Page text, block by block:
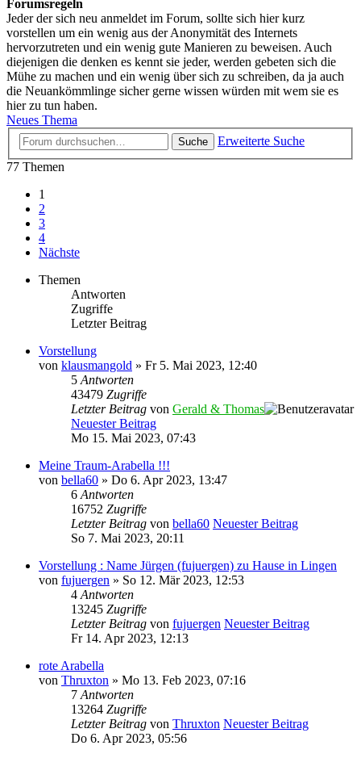
Forumsregeln
Jeder der sich neu anmeldet im Forum, sollte sich hier kurz
vorstellen um ein wenig aus der Anonymität des Internets
hervorzutreten und ein wenig gute Manieren zu beweisen. Auch
diejenigen die denken es kennt sie jeder, werden gebeten sich die
Mühe zu machen und ein wenig über sich zu schreiben, da ja auch
die Neuankömmlinge sicher gerne wissen würden mit wem sie es
hier zu tun haben.
Neues Thema
Suche
Erweiterte Suche
77 Themen
1
2
3
4
Nächste
Themen
Antworten
Zugriffe
Letzter Beitrag
Vorstellung
von klausmangold » Fr 5. Mai 2023, 12:40
5 Antworten
43479 Zugriffe
Letzter Beitrag von Gerald & Thomas
Neuester Beitrag
Mo 15. Mai 2023, 07:43
Meine Traum-Arabella !!!
von bella60 » Do 6. Apr 2023, 13:47
6 Antworten
16752 Zugriffe
Letzter Beitrag von bella60 Neuester Beitrag
So 7. Mai 2023, 20:11
Vorstellung : Name Jürgen (fujuergen) zu Hause in Lingen
von fujuergen » So 12. Mär 2023, 12:53
4 Antworten
13245 Zugriffe
Letzter Beitrag von fujuergen Neuester Beitrag
Fr 14. Apr 2023, 12:13
rote Arabella
von Thruxton » Mo 13. Feb 2023, 07:16
7 Antworten
13264 Zugriffe
Letzter Beitrag von Thruxton Neuester Beitrag
Do 6. Apr 2023, 05:56